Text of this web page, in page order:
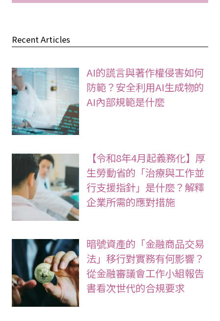
Recent Articles
AI的謊言與著作權侵害如何
防範？安全利用AI生成物的
AI內部規範是什麼
【令和8年4月起義務化】厚
生勞動省的「治療與工作並
行支援指針」是什麼？解釋
企業所需的應對措施
暗號資產的「金融商品交易
法」移行對實務有何影響？
從金融審議會工作小組報告
書看次世代的合規要求